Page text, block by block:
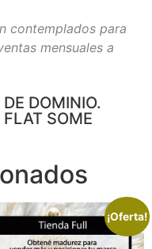
contemplados para
mensuales a
DOMINIO.
SOME
¡Oferta!